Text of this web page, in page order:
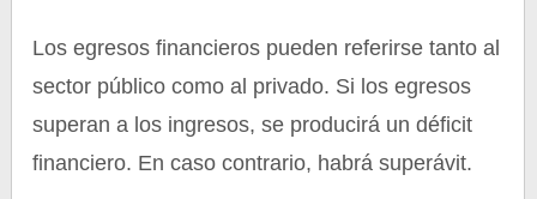
Los egresos financieros pueden referirse tanto al
sector público como al privado. Si los egresos
superan a los ingresos, se producirá un déficit
financiero. En caso contrario, habrá superávit.